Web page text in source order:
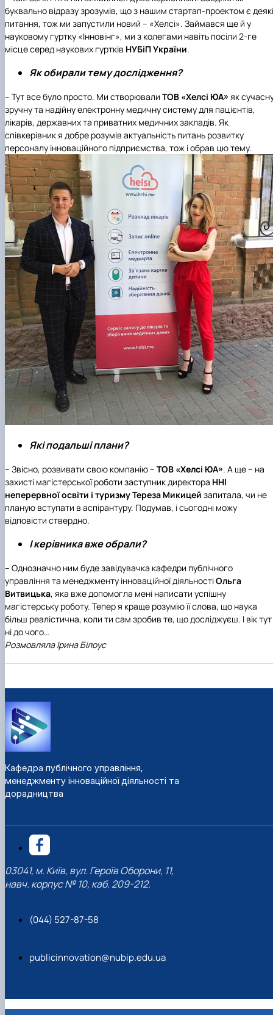
буквально відразу зрозумів, що з нашим стартап-проектом є деякі
питання, тож ми запустили новий – «Хелсі». Займався ще й у
науковому гуртку «Інновінг», ми з колегами навіть посіли 2-ге
місце серед наукових гуртків НУБіП України.
Як обирали тему дослідження?
– Тут все було просто. Ми створювали ТОВ «Хелсі ЮА» як
зручну та надійну електронну медичну систему для пацієнтів,
лікарів, державних та приватних медичних закладів. Як
співкерівник я добре розумів актуальність питань розвитку
персоналу інноваційного підприємства, тож і обрав цю тему.
Які подальші плани?
– Звісно, розвивати свою компанію – ТОВ «Хелсі ЮА». А ще – на
захисті магістерської роботи заступник директора ННІ
неперервної освіти і туризмуТереза Микицей запитала, чи не
планую вступати в аспірантуру. Подумав, і сьогодні можу
відповісти ствердно.
І керівника вже обрали?
– Однозначно ним буде завідувачка кафедри публічного
управління та менеджменту інноваційної діяльностіОльга
Витвицька, яка вже допомогла мені написати успішну
магістерську роботу. Тепер я краще розумію її слова, що наука
більш реалістична, коли ти сам зробив те, що досліджуєш. І вік тут
ні до чого…
Розмовляла Ірина Білоус
Кафедра публічного управління,
менеджменту інноваційної діяльності та
дорадництва
03041, м. Київ, вул. Героїв Оборони, 11,
навч. корпус № 10, каб. 209-212.
(044) 527-87-58
publicinnovation@nubip.edu.ua